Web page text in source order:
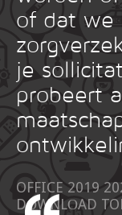
of dat we
je
probeert
OFFICE 2019
DОWNLОAD